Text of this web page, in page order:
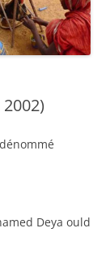
Deya ould